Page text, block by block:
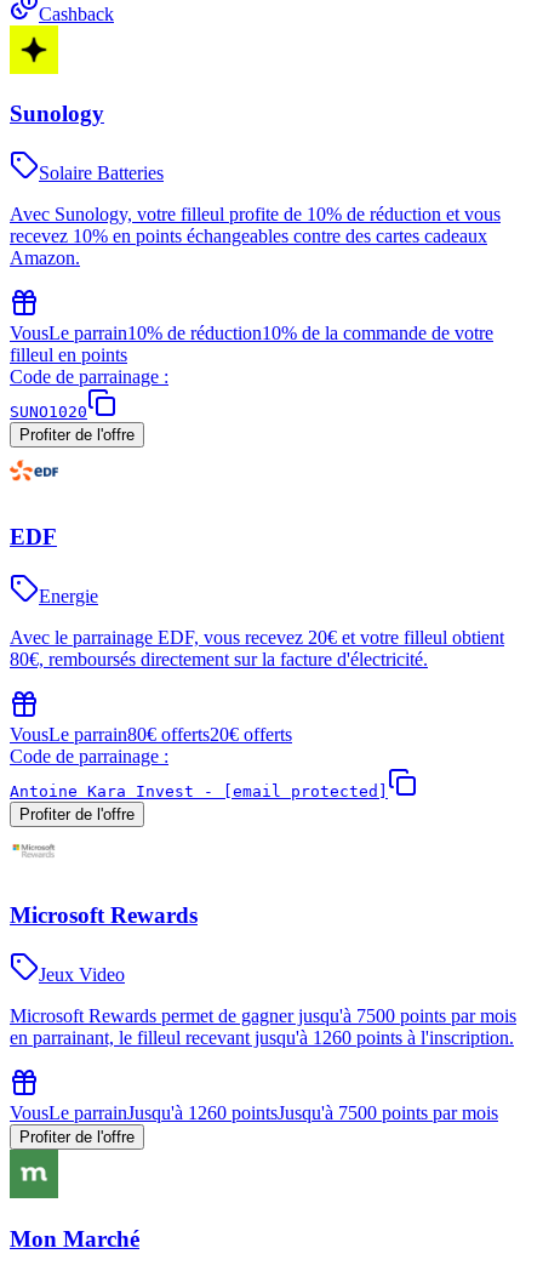
Cashback
Sunology
Solaire Batteries
Avec Sunology, votre filleul profite de 10% de réduction et vous
recevez 10% en points échangeables contre des cartes cadeaux
Amazon.
VousLe parrain10% de réduction10% de la commande de votre
filleul en points
Code de parrainage :
SUNO1020
Profiter de l'offre
EDF
Energie
Avec le parrainage EDF, vous recevez 20€ et votre filleul obtient
80€, remboursés directement sur la facture d'électricité.
VousLe parrain80€ offerts20€ offerts
Code de parrainage :
Antoine Kara Invest -
[email protected]
Profiter de l'offre
Microsoft Rewards
Jeux Video
Microsoft Rewards permet de gagner jusqu'à 7500 points par mois
en parrainant, le filleul recevant jusqu'à 1260 points à l'inscription.
VousLe parrainJusqu'à 1260 pointsJusqu'à 7500 points par mois
Profiter de l'offre
Mon Marché